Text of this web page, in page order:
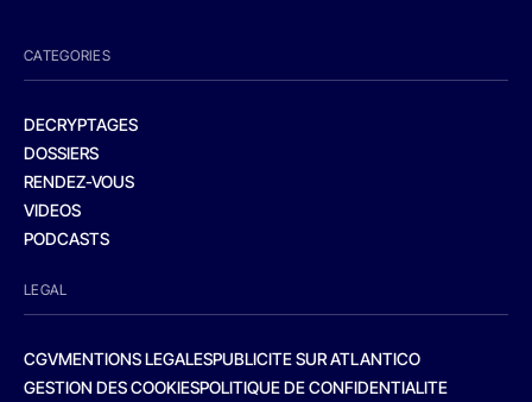
CATEGORIES
DECRYPTAGES
DOSSIERS
RENDEZ-VOUS
VIDEOS
PODCASTS
LEGAL
CGVMENTIONS LEGALESPUBLICITE SUR ATLANTICO
GESTION DES COOKIESPOLITIQUE DE CONFIDENTIALITE